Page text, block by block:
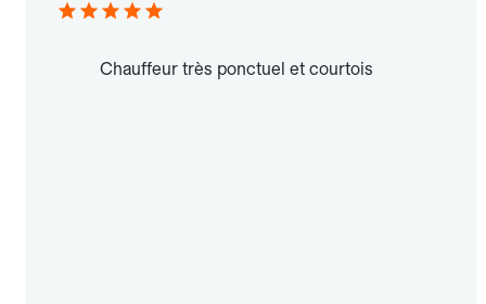
Chauffeur très ponctuel et courtois